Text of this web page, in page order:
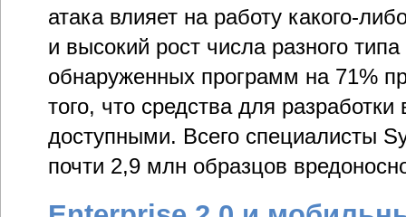
атака влияет на работу какого-
и высокий рост числа разного
обнаруженных программ на 71%
того, что средства для
доступными. Всего специалисты
почти 2,9 млн образцов